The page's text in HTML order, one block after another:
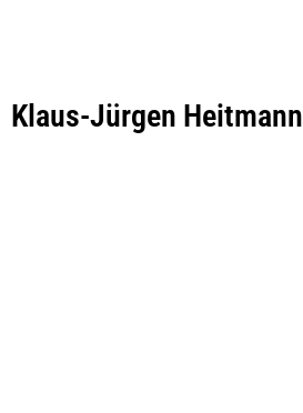
Klaus-Jürgen Heitmann